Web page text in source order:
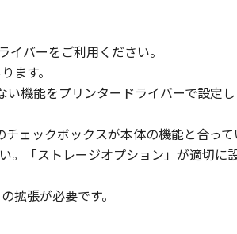
country involved, and not to export
regulations, or without all
OR DEALERS NOR CANON'S
PROVIDING YOU WITH ANY UPDATES,
ANY KIND, EITHER EXPRESSED OR
AND FITNESS FOR A
WITH YOU. SHOULD THE SOFTWARE
OR CORRECTION. SOME STATES
バーをご利用ください。
ます。
機能をプリンタードライバーで設定
ェックボックスが本体の機能と合っ
「ストレージオプション」が適切に
拡張が必要です。